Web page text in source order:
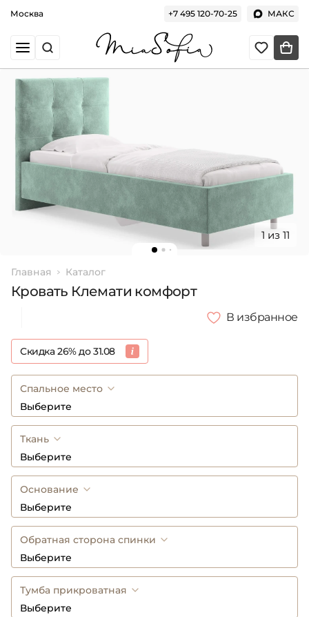
Москва +7 495 120-70-25 МАКС
1 из 11
Главная Каталог
Кровать Клемати комфорт
В избранное
Скидка 26% до 31.08
Спальное место
Выберите
Ткань
Выберите
Основание
Выберите
Обратная сторона спинки
Выберите
Тумба прикроватная
Выберите